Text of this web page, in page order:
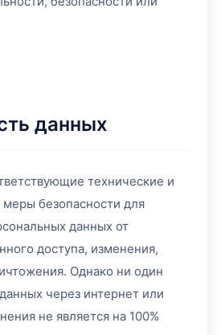
данных
технические и
безопасности для
данных от
доступа, изменения,
Однако ни один
через интернет или
не является на 100%